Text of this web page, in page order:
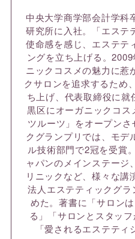
中央大学商学部会計学科
研究所に入社。「エステ
使命感を感じ、エステテ
ングを立ち上げる。
ニックコスメの魅力に惹
クサロンを追求するため
ち上げ、代表取締役に就
黒区にオーガニックコ
ツルーツ」をオープン
クグランプリでは、モデ
ル技術部門で2冠を受賞
ャパンのメインステージ
リニックなど、様々な講
法人エステティックグ
めた。著書に「サロン
る」「サロンとスタッ
「愛されるエステティ